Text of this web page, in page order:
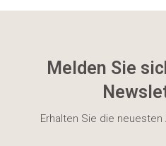
Melden Sie
Erhalten Sie die